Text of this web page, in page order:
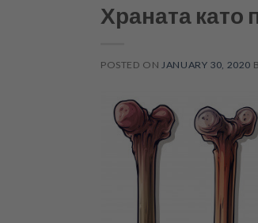
Храната като
POSTED ON JANUARY 30, 2020